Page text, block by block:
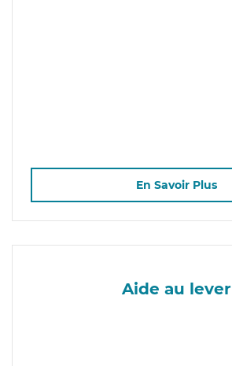
En Savoir Plus
Aide au lever